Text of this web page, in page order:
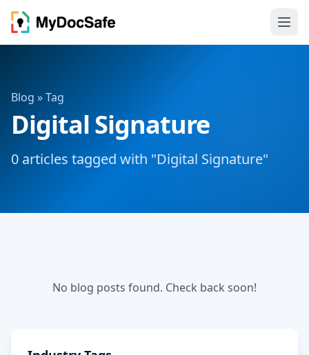
Blog » Tag
Digital Signature
0 articles tagged with "Digital Signature"
No blog posts found. Check back soon!